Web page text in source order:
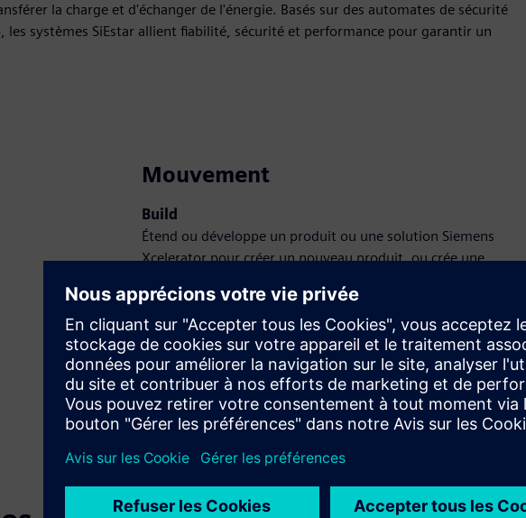
la charge et d'échanger de l'énergie. Basés sur des automates de sécurité
les systèmes SiEstar allient fiabilité, sécurité et performance pour garantir un
Mouvement
Build
Étend ou développe un produit ou une solution Siemens
Xcelerator pour créer un nouveau produit, ou crée une
Xcelerator à son propre produit
Sell
Revendre ou co-vendre des logiciels et du matériel
numérique sur Siemens Xcelerator